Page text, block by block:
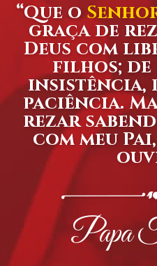
“Que o
graça de
Deus com
filhos; de
insistência,
paciência.
rezar
com meu
Papa